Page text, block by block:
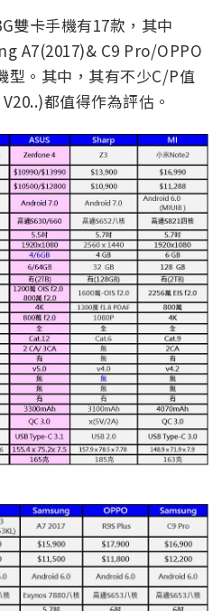
雙卡手機有17款，其中
A7(2017)& C9 Pro/OPPO
型。其中，其有不少C/P值
都值得作為評估。